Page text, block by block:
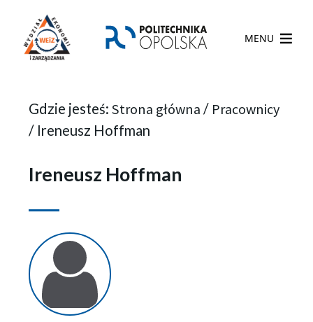
MENU
Gdzie jesteś: Strona główna / Pracownicy
/ Ireneusz Hoffman
Ireneusz Hoffman